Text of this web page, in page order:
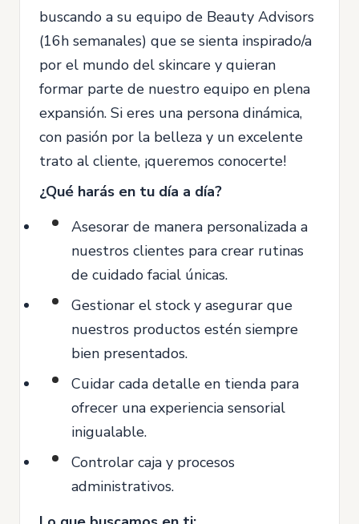
buscando a su equipo de Beauty Advisors
(16h semanales) que se sienta inspirado/a
por el mundo del skincare y quieran
formar parte de nuestro equipo en plena
expansión. Si eres una persona dinámica,
con pasión por la belleza y un excelente
trato al cliente, ¡queremos conocerte!
¿Qué harás en tu día a día?
Asesorar de manera personalizada a
nuestros clientes para crear rutinas
de cuidado facial únicas.
Gestionar el stock y asegurar que
nuestros productos estén siempre
bien presentados.
Cuidar cada detalle en tienda para
ofrecer una experiencia sensorial
inigualable.
Controlar caja y procesos
administrativos.